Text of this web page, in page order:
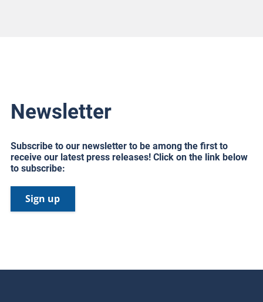
Newsletter
Subscribe to our newsletter to be among the first to
receive our latest press releases! Click on the link below
to subscribe:
Sign up